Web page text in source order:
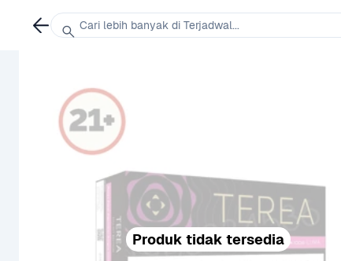
Produk tidak tersedia
Cari lebih banyak di Terjadwal...